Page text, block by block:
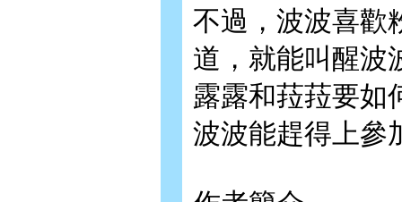
不過，波波喜歡
道，就能叫醒波
露露和菈菈要如
波波能趕得上參